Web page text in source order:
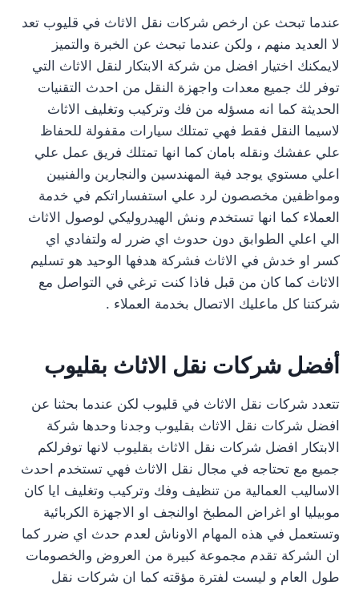
عندما تبحث عن ارخص شركات نقل الاثاث في قليوب تعد
لا العديد منهم ، ولكن عندما تبحث عن الخبرة والتميز
لايمكنك اختيار افضل من شركة الابتكار لنقل الاثاث التي
توفر لك جميع معدات واجهزة النقل من احدث التقنيات
الحديثة كما انه مسؤله من فك وتركيب وتغليف الاثاث
لاسيما النقل فقط فهي تمتلك سيارات مقفولة للحفاظ
علي عفشك ونقله بامان كما انها تمتلك فريق عمل علي
اعلي مستوي يوجد فية المهندسين والنجارين والفنيين
ومواظفين مخصصون لرد علي استفساراتكم في خدمة
العملاء كما انها تستخدم ونش الهيدروليكي لوصول الاثاث
الي اعلي الطوابق دون حدوث اي ضرر له ولتفادي اي
كسر او خدش في الاثاث فشركة هدفها الوحيد هو تسليم
الاثاث كما كان من قبل فاذا كنت ترغي في التواصل مع
شركتنا كل ماعليك الاتصال بخدمة العملاء .
أفضل شركات نقل الاثاث بقليوب
تتعدد شركات نقل الاثاث في قليوب لكن عندما بحثنا عن
افضل شركات نقل الاثاث بقليوب وجدنا وحدها شركة
الابتكار افضل شركات نقل الاثاث بقليوب لانها توفرلكم
جميع مع تحتاجه في مجال نقل الاثاث فهي تستخدم احدث
الاساليب العمالية من تنظيف وفك وتركيب وتغليف ايا كان
موبيليا او اغراض المطبخ اوالنجف او الاجهزة الكربائية
وتستعمل في هذه المهام الاوناش لعدم حدث اي ضرر كما
ان الشركة تقدم مجموعة كبيرة من العروض والخصومات
طول العام و ليست لفترة مؤقته كما ان شركات نقل